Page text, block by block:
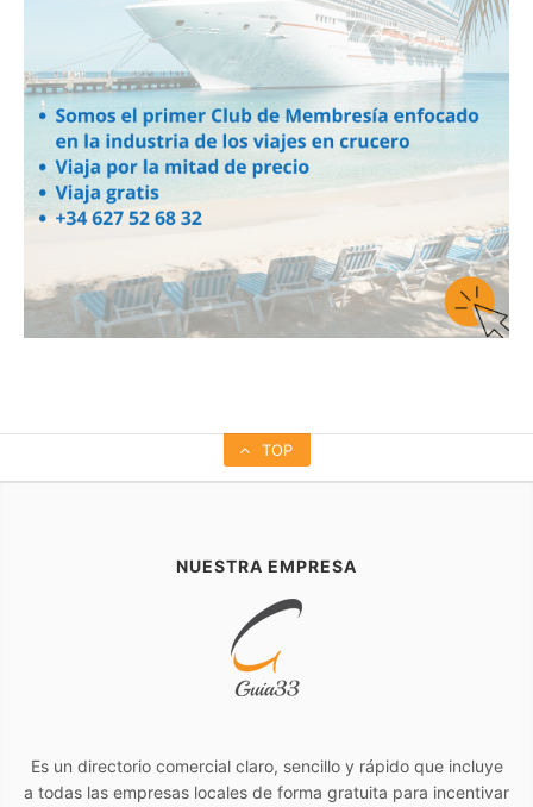
TOP
NUESTRA EMPRESA
Es un directorio comercial claro, sencillo y rápido que incluye
a todas las empresas locales de forma gratuita para incentivar